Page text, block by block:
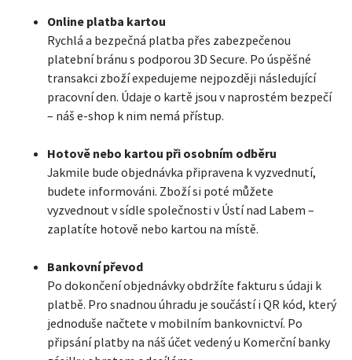
Online platba kartou
Rychlá a bezpečná platba přes zabezpečenou
platební bránu s podporou 3D Secure. Po úspěšné
transakci zboží expedujeme nejpozději následující
pracovní den. Údaje o kartě jsou v naprostém bezpečí
– náš e-shop k nim nemá přístup.
Hotově nebo kartou při osobním odběru
Jakmile bude objednávka připravena k vyzvednutí,
budete informováni. Zboží si poté můžete
vyzvednout v sídle společnosti v Ústí nad Labem –
zaplatíte hotově nebo kartou na místě.
Bankovní převod
Po dokončení objednávky obdržíte fakturu s údaji k
platbě. Pro snadnou úhradu je součástí i QR kód, který
jednoduše načtete v mobilním bankovnictví. Po
připsání platby na náš účet vedený u Komerční banky